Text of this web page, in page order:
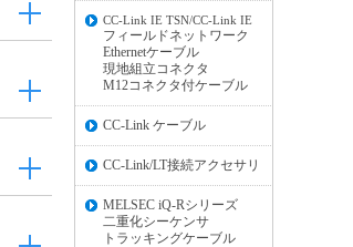
CC-Link IE TSN/CC-Link IE
フィールドネットワーク
Ethernetケーブル
現地組立コネクタ
M12コネクタ付ケーブル
CC-Link ケーブル
CC-Link/LT接続アクセサリ
MELSEC iQ-Rシリーズ
二重化シーケンサ
トラッキングケーブル